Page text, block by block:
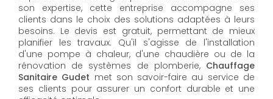
son expertise, cette entreprise accompagne ses
clients dans le choix des solutions adaptées à leurs
besoins. Le devis est gratuit, permettant de mieux
planifier les travaux. Qu'il s'agisse de l'installation
d'une pompe à chaleur, d'une chaudière ou de la
rénovation de systèmes de plomberie,Chauffage
Sanitaire Gudet met son savoir-faire au service de
ses clients pour assurer un confort durable et une